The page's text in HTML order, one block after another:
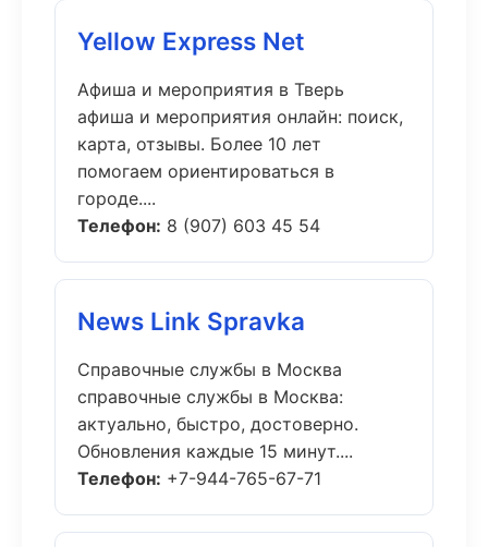
Yellow Express Net
Афиша и мероприятия в Тверь
афиша и мероприятия онлайн: поиск,
карта, отзывы. Более 10 лет
помогаем ориентироваться в
городе....
Телефон: 8 (907) 603 45 54
News Link Spravka
Справочные службы в Москва
справочные службы в Москва:
актуально, быстро, достоверно.
Обновления каждые 15 минут....
Телефон: +7-944-765-67-71